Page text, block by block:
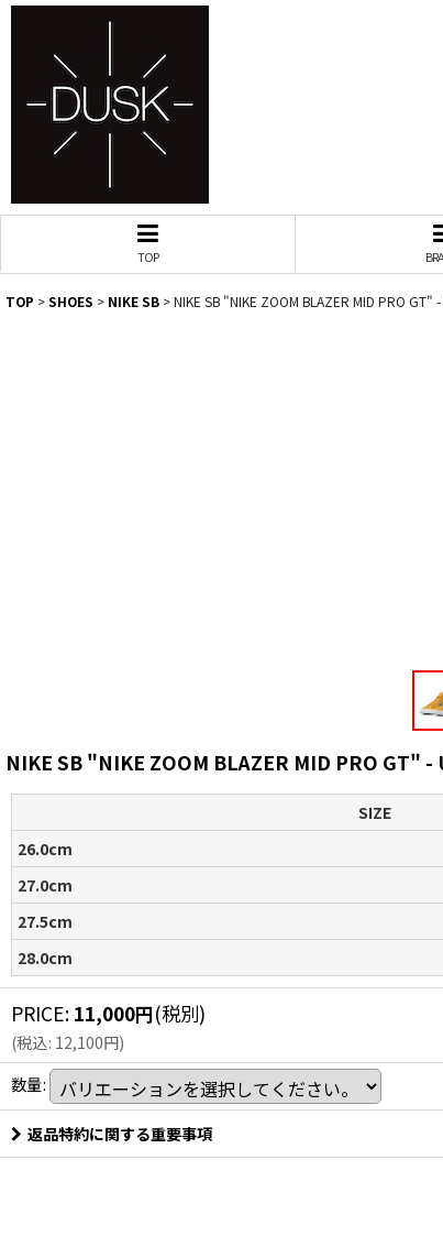
TOP
TOP >SHOES > NIKE SB >NIKE SB "NIKE ZOOM BLAZER MID PRO GT"
NIKE SB "NIKE ZOOM BLAZER MID PRO GT" -
SIZE
26.0cm
27.0cm
27.5cm
28.0cm
PRICE: 11,000円(税別)
(税込: 12,100円)
数量:
返品特約に関する重要事項